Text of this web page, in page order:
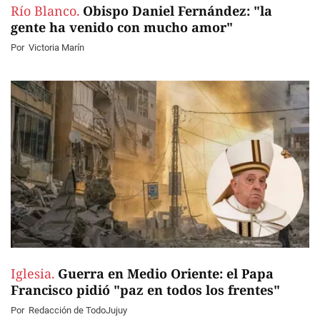
Río Blanco. Obispo Daniel Fernández: "la
gente ha venido con mucho amor"
Por Victoria Marín
Iglesia. Guerra en Medio Oriente: el Papa
Francisco pidió "paz en todos los frentes"
Por Redacción de TodoJujuy